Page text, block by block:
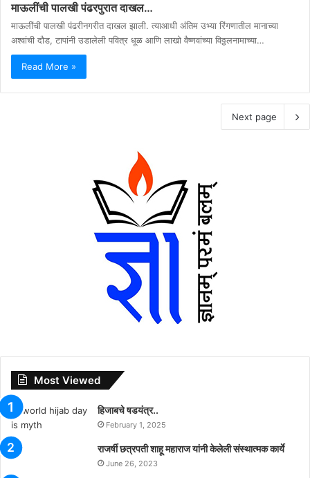
माऊलींची पालखी पंढरपुरात दाखल…
माऊलींची पालखी पंढरीनगरीत दाखल झाली. त्याआधी अंतिम उभ्या रिंगणातील मानाच्या
अश्वांची दौड, टापांनी उडालेली पवित्र धूळ आणि लाखो वैष्णवांच्या विठ्ठलनामाच्या…
Read More »
Next page
Most Viewed
हिजाबचे षडयंत्र..
February 1, 2025
राजर्षी छत्रपती शाहू महाराज यांनी केलेली संस्थात्मक कार्ये
June 26, 2023